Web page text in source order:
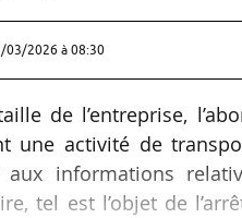
03/2026 à 08:30
de l’entreprise,
une activité de
informations
tel est l’objet de